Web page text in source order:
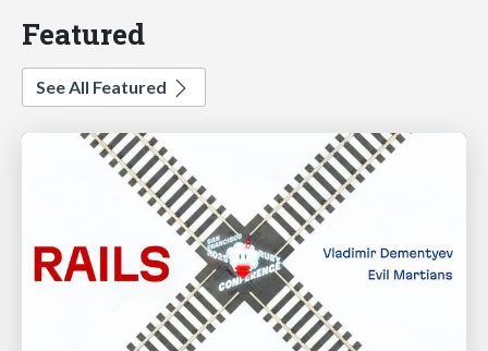
Featured
See All Featured